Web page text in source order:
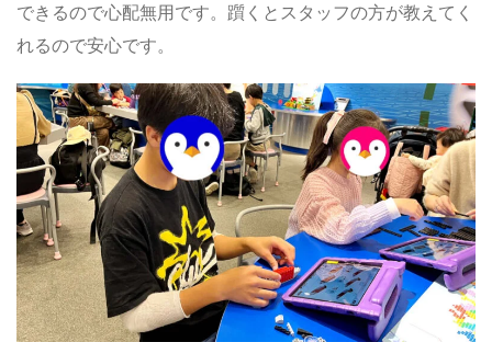
できるので心配無用です。躓くとスタッフの方が教えてく
れるので安心です。